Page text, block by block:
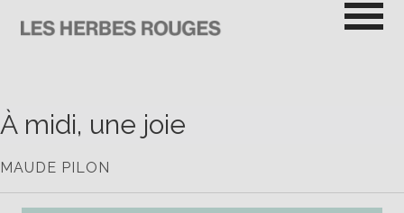
contenu
À midi, une joie
MAUDE PILON